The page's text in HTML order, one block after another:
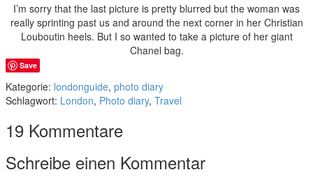
I’m sorry that the last picture is pretty blurred but the woman was
really sprinting past us and around the next corner in her Christian
Louboutin heels. But I so wanted to take a picture of her giant
Chanel bag.
Save
Kategorie: londonguide, photo diary
Schlagwort: London, Photo diary, Travel
19 Kommentare
Schreibe einen Kommentar